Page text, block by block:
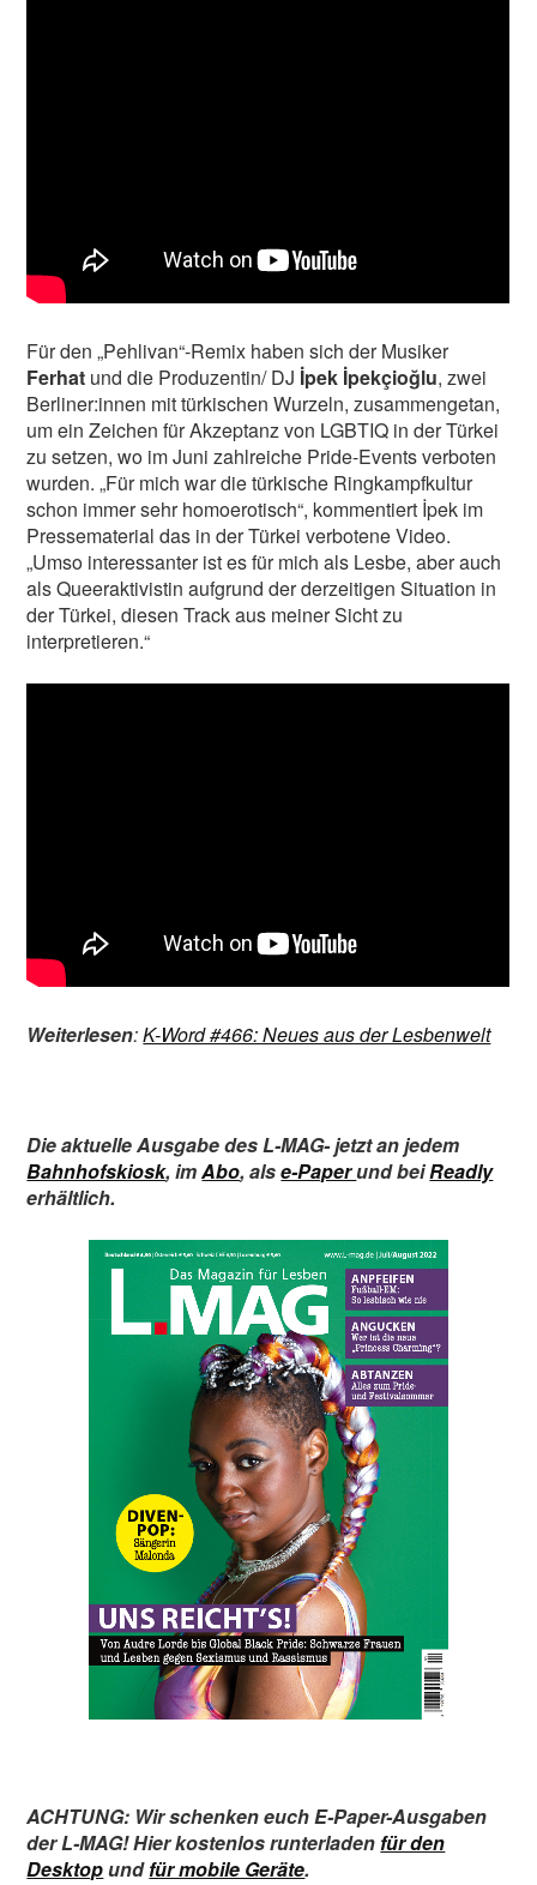
Für den „Pehlivan“-Remix haben sich der Musiker
Ferhat und die Produzentin/ DJ İpek İpekçioğlu, zwei
Berliner:innen mit türkischen Wurzeln, zusammengetan,
um ein Zeichen für Akzeptanz von LGBTIQ in der Türkei
zu setzen, wo im Juni zahlreiche Pride-Events verboten
wurden. „Für mich war die türkische Ringkampfkultur
schon immer sehr homoerotisch“, kommentiert İpek im
Pressematerial das in der Türkei verbotene Video.
„Umso interessanter ist es für mich als Lesbe, aber auch
als Queeraktivistin aufgrund der derzeitigen Situation in
der Türkei, diesen Track aus meiner Sicht zu
interpretieren.“
Weiterlesen:K-Word #466: Neues aus der Lesbenwelt
Die aktuelle Ausgabe des L-MAG-jetzt an jedem
Bahnhofskiosk,imAbo,alse-Paperund beiReadly
erhältlich.
ACHTUNG: Wir schenken euch E-Paper-Ausgaben
der L-MAG! Hier kostenlos runterladen für den
Desktopundfür mobile Geräte.